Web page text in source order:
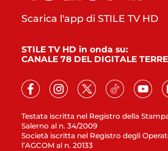
Testata iscritta nel Registro della
Salerno al n. 34/2009
Società iscritta nel Registro degli
l’AGCOM al n. 20133
Scarica l'app di STILE TV HD
STILE TV HD in onda su:
CANALE 78 DEL DIGITALE